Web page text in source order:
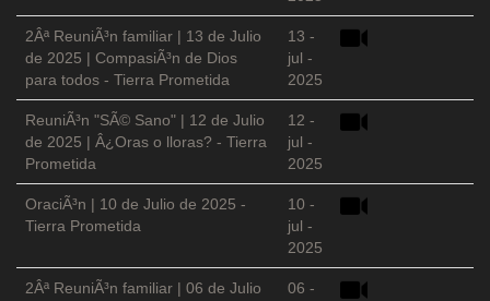
2Âª ReuniÃ³n familiar | 13 de Julio
de 2025 | CompasiÃ³n de Dios
para todos - Tierra Prometida
13 -
jul -
2025
ReuniÃ³n "SÃ© Sano" | 12 de Julio
de 2025 | Â¿Oras o lloras? - Tierra
Prometida
12 -
jul -
2025
OraciÃ³n | 10 de Julio de 2025 -
Tierra Prometida
10 -
jul -
2025
2Âª ReuniÃ³n familiar | 06 de Julio
06 -